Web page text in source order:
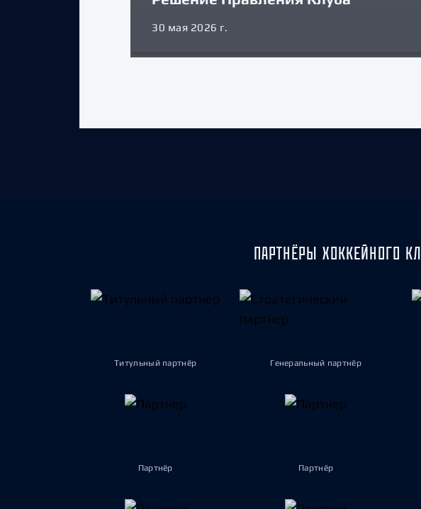
30 мая 2026 г.
ПАРТНЁРЫ ХОККЕЙНОГО
Титульный партнёр Генеральный партнёр
Партнёр Партнёр